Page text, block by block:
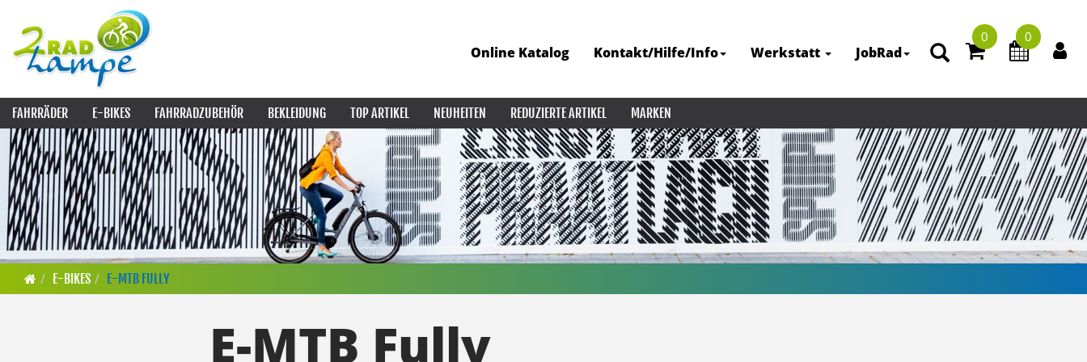
0 0
Online Katalog Kontakt/Hilfe/Info Werkstatt JobRad
FAHRRÄDER E-BIKES FAHRRADZUBEHÖR BEKLEIDUNG TOP ARTIKEL NEUHEITEN REDUZIERTE ARTIKEL MARKEN
E-BIKES E-MTB FULLY
E-MTB Fully